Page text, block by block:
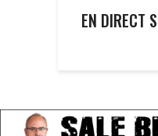
EN DIRECT